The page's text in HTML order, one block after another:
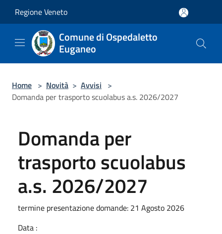
Regione Veneto
Comune di Ospedaletto
Euganeo
Home > Novità > Avvisi >
Domanda per trasporto scuolabus a.s. 2026/2027
Domanda per
trasporto scuolabus
a.s. 2026/2027
termine presentazione domande: 21 Agosto 2026
Data :